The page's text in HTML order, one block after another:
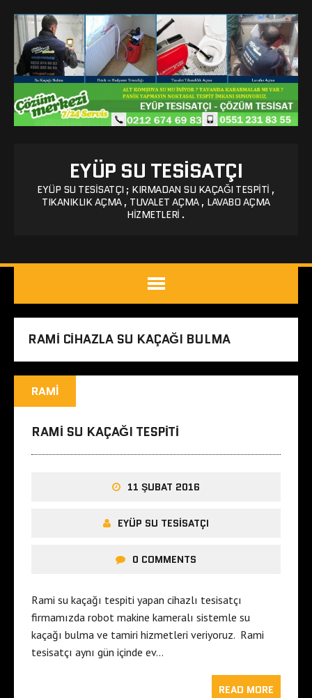
EYÜP SU TESISATÇI
EYÜP SU TESISATÇI ; KIRMADAN SU KAÇAĞI TESPITI ,
TIKANIKLIK AÇMA , TUVALET AÇMA , LAVABO AÇMA
HIZMETLERI .
RAMI CIHAZLA SU KAÇAĞI BULMA
RAMI
RAMI SU KAÇAĞI TESPITI
11 ŞUBAT 2016
EYÜP SU TESISATÇI
0 COMMENTS
Rami su kaçağı tespiti yapan cihazlı tesisatçı
firmamızda robot makine kameralı sistemle su
kaçağı bulma ve tamiri hizmetleri veriyoruz. Rami
tesisatçı aynı gün içinde ev…
READ MORE